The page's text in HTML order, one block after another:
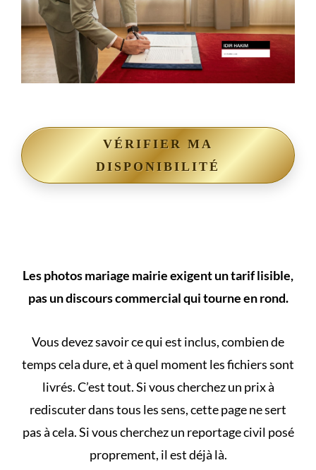
VÉRIFIER MA
DISPONIBILITÉ
Les photos mariage mairie exigent un tarif lisible,
pas un discours commercial qui tourne en rond.
Vous devez savoir ce qui est inclus, combien de
temps cela dure, et à quel moment les fichiers sont
livrés. C’est tout. Si vous cherchez un prix à
rediscuter dans tous les sens, cette page ne sert
pas à cela. Si vous cherchez un reportage civil posé
proprement, il est déjà là.